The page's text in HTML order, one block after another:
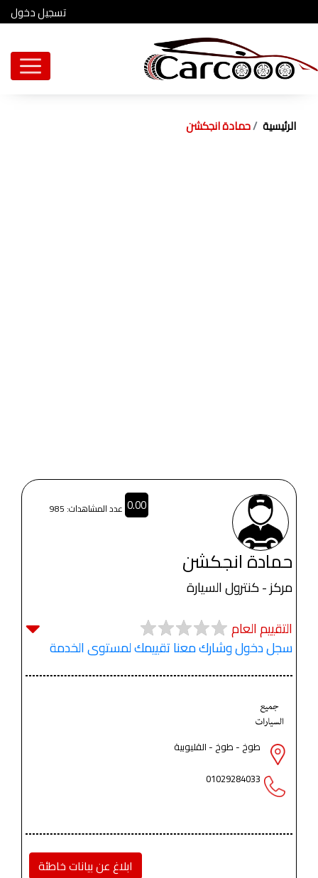
تسجيل دخول
الرئيسية حمادة انجكشن
حمادة انجكشن
مركز - كنترول السيارة
التقييم العام
سجل دخول وشارك معنا تقييمك لمستوى الخدمة
طوخ - طوخ - القليوبية
01029284033
ابلاغ عن بيانات خاطئة
0.00 عدد المشاهدات: 985